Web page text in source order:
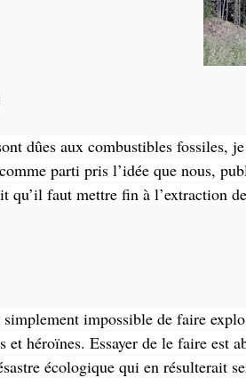
dûes aux combustibles fossiles,
parti pris l’idée que nous,
qu’il faut mettre fin à l’extraction
impossible de faire
et héroïnes. Essayer de le faire est
écologique qui en résulterait